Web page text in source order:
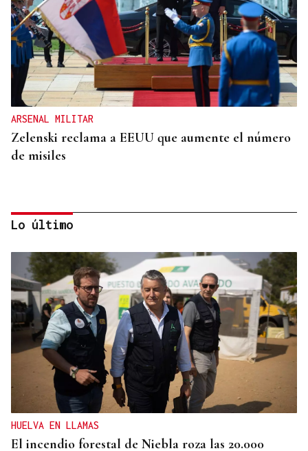
ARSENAL MILITAR
Zelenski reclama a EEUU que aumente el número
de misiles
METÁSTASIS
El hijo de Joe Biden informa que el cáncer de su
padre “va más allá de los huesos”
Lo último
HUELVA EN LLAMAS
El incendio forestal de Niebla roza las 20.000